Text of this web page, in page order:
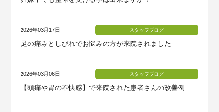
2026年03月17日 スタッフブログ
足の痛みとしびれでお悩みの方が来院されました
2026年03月06日 スタッフブログ
【頭痛や胃の不快感】で来院された患者さんの改善例